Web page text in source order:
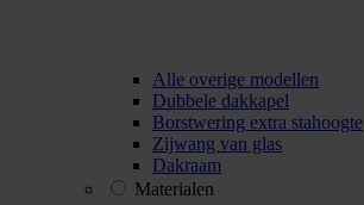
Alle overige modellen
Dubbele dakkapel
Borstwering extra stahoogte
Zijwang van glas
Dakraam
Materialen